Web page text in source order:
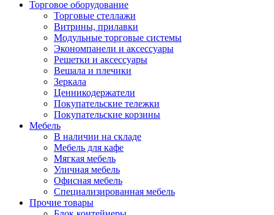
Торговое оборудование
Торговые стеллажи
Витрины, прилавки
Модульные торговые системы
Экономпанели и аксессуары
Решетки и аксессуары
Вешала и плечики
Зеркала
Ценникодержатели
Покупательские тележки
Покупательские корзины
Мебель
В наличии на складе
Мебель для кафе
Мягкая мебель
Уличная мебель
Офисная мебель
Специализированная мебель
Прочие товары